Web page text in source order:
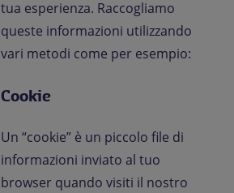
tua esperienza. Raccogliamo
queste informazioni utilizzando
vari metodi come per esempio:
Cookie
Un “cookie” è un piccolo file di
informazioni inviato al tuo
browser quando visiti il nostro